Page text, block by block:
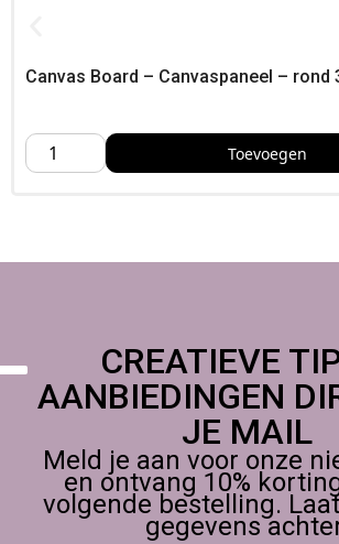
Canvas Board – Canvaspaneel – rond
Toevoegen
CREATIEVE
AANBIEDINGEN
JE MAIL
Meld je aan voor onze
en ontvang 10%
volgende bestelling.
gegevens